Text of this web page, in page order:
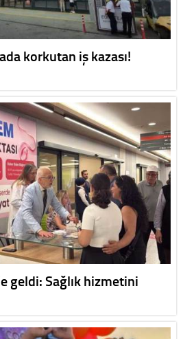
korkutan iş kazası!
geldi: Sağlık hizmetini